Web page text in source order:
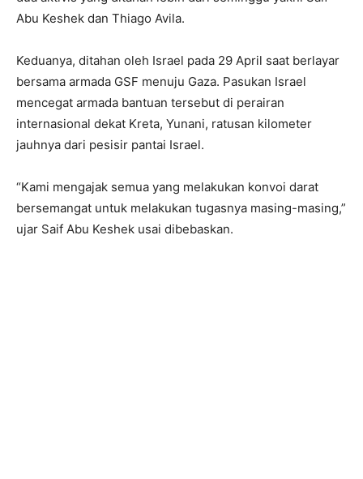
Abu Keshek dan Thiago Avila.
Keduanya, ditahan oleh Israel pada 29 April saat berlayar
bersama armada GSF menuju Gaza. Pasukan Israel
mencegat armada bantuan tersebut di perairan
internasional dekat Kreta, Yunani, ratusan kilometer
jauhnya dari pesisir pantai Israel.
“Kami mengajak semua yang melakukan konvoi darat
bersemangat untuk melakukan tugasnya masing-masing,”
ujar Saif Abu Keshek usai dibebaskan.